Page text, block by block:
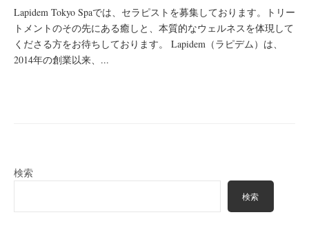
Lapidem Tokyo Spaでは、セラピストを募集しております。トリー
トメントのその先にある癒しと、本質的なウェルネスを体現して
くださる方をお待ちしております。 Lapidem（ラピデム）は、
2014年の創業以来、...
検索
検索